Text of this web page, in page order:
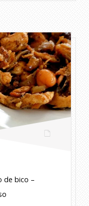
de bico –